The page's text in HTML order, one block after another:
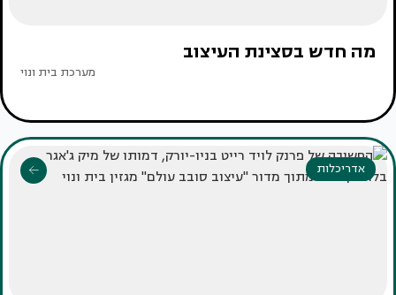
מה חדש בסצינת העיצוב
מערכת בית ונוי
אדריכלות